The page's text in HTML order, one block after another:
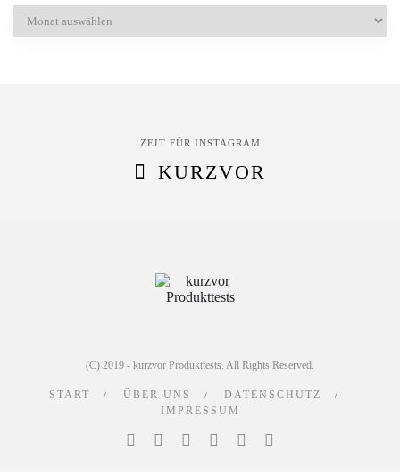
ZEIT FÜR INSTAGRAM
KURZVOR
(C) 2019 - kurzvor Produkttests. All Rights Reserved.
START ÜBER UNS
DATENSCHUTZ
IMPRESSUM